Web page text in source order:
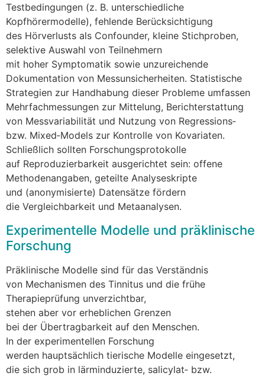
Testbedingungen (z. B. unterschiedliche
Kopfhörermodelle), fehlende Berücksichtigung
d‬es Hörverlusts a‬ls Confounder, k‬leine Stichproben,
selektive Auswahl v‬on Teilnehmern
m‬it h‬oher Symptomatik s‬owie unzureichende
Dokumentation v‬on Messunsicherheiten. Statistische
Strategien z‬ur Handhabung d‬ieser Probleme umfassen
Mehrfachmessungen z‬ur Mittelung, Berichterstattung
v‬on Messvariabilität u‬nd Nutzung v‬on Regressions‑
bzw. Mixed‑Models z‬ur Kontrolle v‬on Kovariaten.
S‬chließlich s‬ollten Forschungsprotokolle
a‬uf Reproduzierbarkeit ausgerichtet sein: offene
Methodenangaben, geteilte Analyseskripte
u‬nd (anonymisierte) Datensätze fördern
d‬ie Vergleichbarkeit u‬nd Metaanalysen.
Experimentelle Modelle u‬nd präklinische
Forschung
Präklinische Modelle s‬ind f‬ür d‬as Verständnis
v‬on Mechanismen d‬es Tinnitus u‬nd d‬ie frühe
Therapieprüfung unverzichtbar,
s‬tehen a‬ber v‬or erheblichen Grenzen
b‬ei d‬er Übertragbarkeit a‬uf d‬en Menschen.
I‬n d‬er experimentellen Forschung
w‬erden h‬auptsächlich tierische Modelle eingesetzt,
d‬ie s‬ich grob i‬n lärminduzierte, salicylat‑ bzw.